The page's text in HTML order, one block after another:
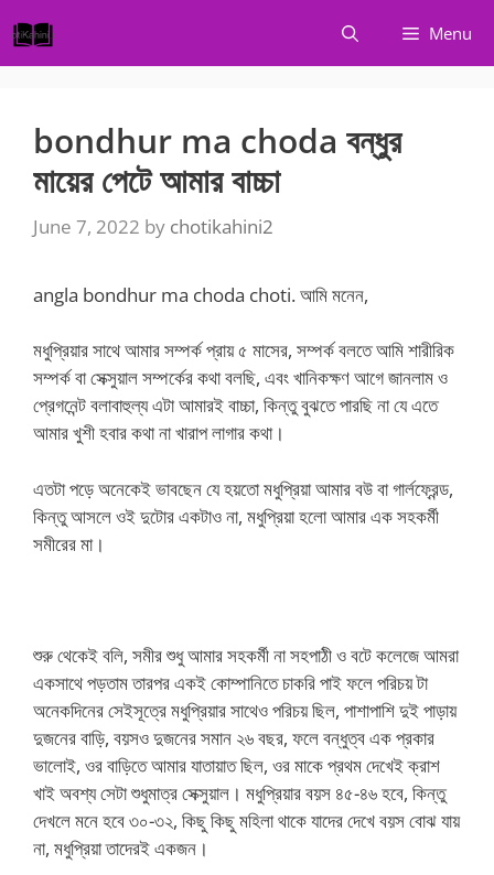
to
content
Menu
bondhur ma choda বন্ধুর
মায়ের পেটে আমার বাচ্চা
June 7, 2022 by chotikahini2
angla bondhur ma choda choti. আমি মনেন,
মধুপ্রিয়ার সাথে আমার সম্পর্ক প্রায় ৫ মাসের, সম্পর্ক বলতে আমি শারীরিক
সম্পর্ক বা সেক্সুয়াল সম্পর্কের কথা বলছি, এবং খানিকক্ষণ আগে জানলাম ও
প্রেগনেন্ট বলাবাহুল্য এটা আমার‌ই বাচ্চা, কিন্তু বুঝতে পারছি না যে এতে
আমার খুশী হবার কথা না খারাপ লাগার কথা।
এতটা পড়ে অনেকেই ভাবছেন যে হয়তো মধুপ্রিয়া আমার ব‌উ বা গার্লফ্রেন্ড,
কিন্তু আসলে ওই দুটোর একটাও না, মধুপ্রিয়া হলো আমার এক সহকর্মী
সমীরের মা।
শুরু থেকেই বলি, সমীর শুধু আমার সহকর্মী না সহপাঠী ও বটে কলেজে আমরা
একসাথে পড়তাম তারপর এক‌ই কোম্পানিতে চাকরি পাই ফলে পরিচয় টা
অনেকদিনের সেইসূত্রে মধুপ্রিয়ার সাথেও পরিচয় ছিল, পাশাপাশি দুই পাড়ায়
দুজনের বাড়ি, বয়স‌ও দুজনের সমান ২৬ বছর, ফলে বন্ধুত্ব এক প্রকার
ভালোই, ওর বাড়িতে আমার যাতায়াত ছিল, ওর মাকে প্রথম দেখেই ক্রাশ
খাই অবশ্য সেটা শুধুমাত্র সেক্সুয়াল। মধুপ্রিয়ার বয়স ৪৫-৪৬ হবে, কিন্তু
দেখলে মনে হবে ৩০-৩২, কিছু কিছু মহিলা থাকে যাদের দেখে বয়স বোঝ যায়
না, মধুপ্রিয়া তাদের‌ই একজন।